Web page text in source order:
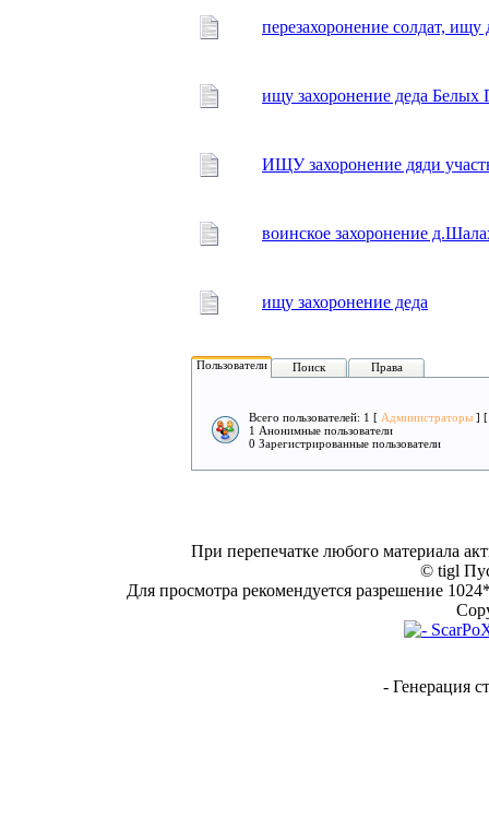
перезахоронение солдат, ищу
ищу захоронение деда Белых
ИЩУ захоронение дяди
воинское захоронение
ищу захоронение деда
Пользователи Поиск Права
Всего пользователей: 1 [ Администраторы ]
1 Анонимные пользователи
0 Зарегистрированные пользователи
При перепечатке любого материала
© tigl
Для просмотра рекомендуется разрешение
- Генерация